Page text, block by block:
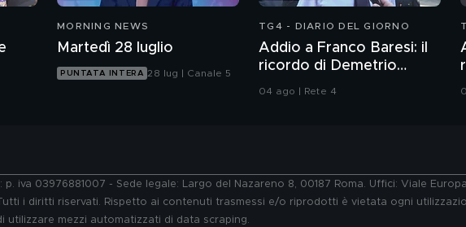
MORNING NEWS
Martedì 28 luglio
PUNTATA INTERA 28 lug | Canale 5
TG4 - DIARIO DEL GIORNO
Addio a Franco Baresi: il
ricordo di Demetrio
Albertini, Clarence
04 ago | Rete 4
p. iva 03976881007 - Sede legale: Largo del Nazareno 8, 00187 Roma. Uffici: Viale
i diritti riservati. Rispetto ai contenuti trasmessi e/o riprodotti è vietata ogni
mezzi automatizzati di data scraping.